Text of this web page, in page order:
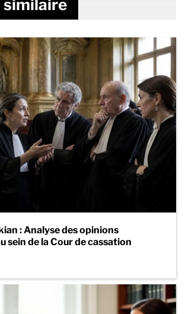
: Analyse des opinions
sein de la Cour de cassation